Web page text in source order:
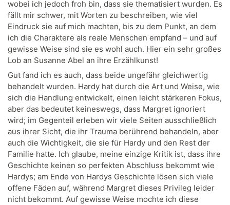
wobei ich jedoch froh bin, dass sie thematisiert wurden. Es
fällt mir schwer, mit Worten zu beschreiben, wie viel
Eindruck sie auf mich machten, bis zu dem Punkt, an dem
ich die Charaktere als reale Menschen empfand – und auf
gewisse Weise sind sie es wohl auch. Hier ein sehr großes
Lob an Susanne Abel an ihre Erzählkunst!
Gut fand ich es auch, dass beide ungefähr gleichwertig
behandelt wurden. Hardy hat durch die Art und Weise, wie
sich die Handlung entwickelt, einen leicht stärkeren Fokus,
aber das bedeutet keineswegs, dass Margret ignoriert
wird; im Gegenteil erleben wir viele Seiten ausschließlich
aus ihrer Sicht, die ihr Trauma berührend behandeln, aber
auch die Wichtigkeit, die sie für Hardy und den Rest der
Familie hatte. Ich glaube, meine einzige Kritik ist, dass ihre
Geschichte keinen so perfekten Abschluss bekommt wie
Hardys; am Ende von Hardys Geschichte lösen sich viele
offene Fäden auf, während Margret dieses Privileg leider
nicht bekommt. Auf gewisse Weise mochte ich diese